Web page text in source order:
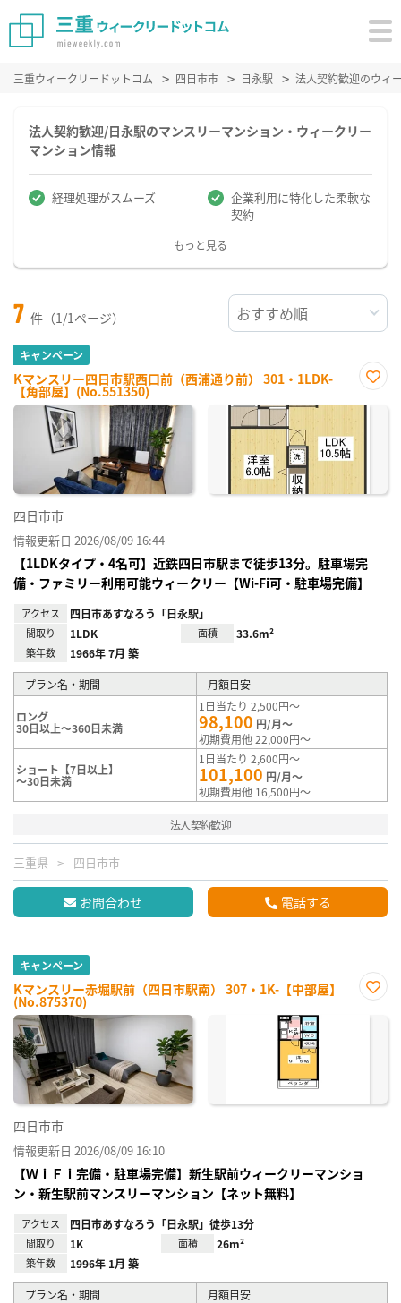
三重ウィークリードットコム 四日市市 日永駅 法人契約歓迎のウィ
法人契約歓迎/日永駅のマンスリーマンション・ウィークリー
マンション情報
経理処理がスムーズ
企業利用に特化した柔軟な
契約
もっと見る
7 件（1/1ページ）
キャンペーン
Kマンスリー四日市駅西口前（西浦通り前） 301・1LDK-
【角部屋】(No.551350)
に入
四日市市
情報更新日 2026/08/09 16:44
【1LDKタイプ・4名可】近鉄四日市駅まで徒歩13分。駐車場完
備・ファミリー利用可能ウィークリー【Wi-Fi可・駐車場完備】
アクセス 四日市あすなろう「日永駅」
間取り 1LDK 面積 33.6m²
築年数 1966年 7月 築
プラン名・期間 月額目安
ロング
30日以上～360日未満
1日当たり 2,500円～
98,100 円/月～
初期費用他 22,000円～
ショート【7日以上】
～30日未満
1日当たり 2,600円～
101,100 円/月～
初期費用他 16,500円～
法人契約歓迎
三重県 四日市市
お問合わせ 電話する
キャンペーン
Kマンスリー赤堀駅前（四日市駅南） 307・1K-【中部屋】
(No.875370)
に入
四日市市
情報更新日 2026/08/09 16:10
【ＷｉＦｉ完備・駐車場完備】新生駅前ウィークリーマンショ
ン・新生駅前マンスリーマンション【ネット無料】
アクセス 四日市あすなろう「日永駅」徒歩13分
間取り 1K 面積 26m²
築年数 1996年 1月 築
プラン名・期間 月額目安